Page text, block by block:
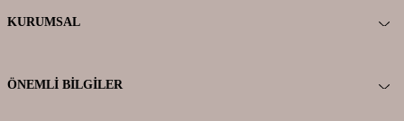
KURUMSAL
ÖNEMLI BILGILER